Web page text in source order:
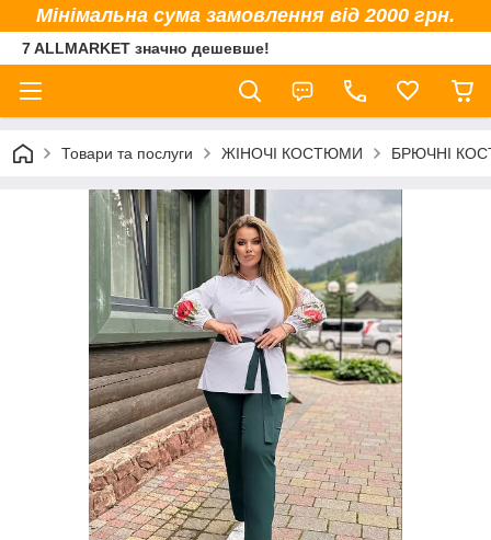
Мінімальна сума замовлення від 2000 грн.
7 ALLMARKET значно дешевше!
Товари та послуги ЖІНОЧІ КОСТЮМИ БРЮЧНІ